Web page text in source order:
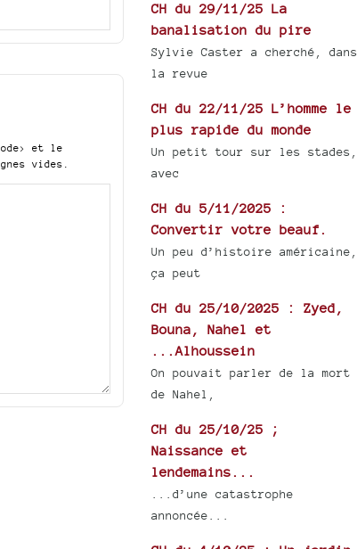
et le
vides.
CH du 29/11/25 La
banalisation du pire
Sylvie Caster a cherché, dans
la revue
CH du 22/11/25 L’homme le
plus rapide du monde
Un petit tour sur les stades,
avec
CH du 5/11/2025 :
Convertir votre beauf.
Un peu d’histoire américaine,
ça peut
CH du 25/10/2025 : Zyed,
Bouna, Nahel et
...Alhoussein
On pouvait parler de la mort
de Nahel,
CH du 25/10/25 ;
Naissance et
lendemains...
...d’une catastrophe
annoncée...